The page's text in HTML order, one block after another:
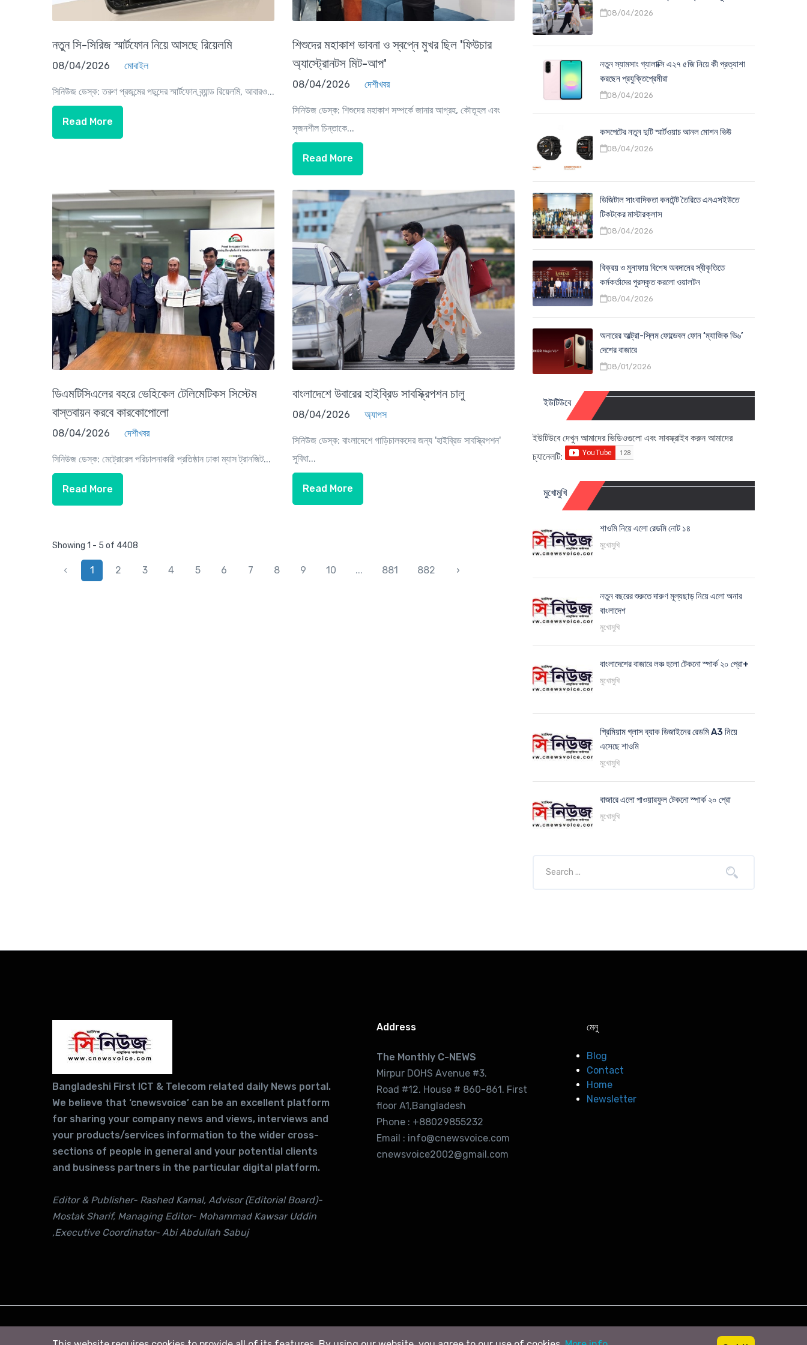
নতুন সি-সিরিজ স্মার্টফোন নিয়ে আসছে রিয়েলমি
08/04/2026 মোবাইল
সিনিউজ ডেস্ক: তরুণ প্রজন্মের পছন্দের স্মার্টফোন ব্র্যান্ড রিয়েলমি, আবারও...
Read More
শিশুদের মহাকাশ ভাবনা ও স্বপ্নে মুখর ছিল 'ফিউচার
অ্যাস্ট্রোনটস মিট-আপ'
08/04/2026 দেশীখবর
সিনিউজ ডেস্ক: শিশুদের মহাকাশ সম্পর্কে জানার আগ্রহ, কৌতূহল এবং
সৃজনশীল চিন্তাকে...
Read More
ডিএমটিসিএলের বহরে ভেহিকেল টেলিমেটিকস সিস্টেম
বাস্তবায়ন করবে কারকোপোলো
08/04/2026 দেশীখবর
সিনিউজ ডেস্ক: মেট্রোরেল পরিচালনাকারী প্রতিষ্ঠান ঢাকা ম্যাস ট্রানজিট...
Read More
বাংলাদেশে উবারের হাইব্রিড সাবস্ক্রিপশন চালু
08/04/2026 অ্যাপস
সিনিউজ ডেস্ক: বাংলাদেশে গাড়িচালকদের জন্য 'হাইব্রিড সাবস্ক্রিপশন'
সুবিধা...
Read More
Showing 1 - 5 of 4408
‹ 1 2 3 4 5 6 7 8 9 10 ... 881 882 ›
08/04/2026
নতুন স্যামসাং গ্যালাক্সি এ২৭ ৫জি নিয়ে কী প্রত্যাশা
করছেন প্রযুক্তিপ্রেমীরা
08/04/2026
কসপেটের নতুন দুটি স্মার্টওয়াচ আনল মোশন ভিউ
08/04/2026
ডিজিটাল সাংবাদিকতা কনটেন্ট তৈরিতে এনএসইউতে
টিকটকের মাস্টারক্লাস
08/04/2026
বিক্রয় ও মুনাফায় বিশেষ অবদানের স্বীকৃতিতে
কর্মকর্তাদের পুরস্কৃত করলো ওয়ালটন
08/04/2026
অনারের আল্ট্রা-স্লিম ফোল্ডেবল ফোন ‘ম্যাজিক ভি৬’
দেশের বাজারে
08/01/2026
ইউটিউবে
ইউটিউবে দেখুন আমাদের ভিডিওগুলো এবং সাবস্ক্রাইব করুন আমাদের
চ্যানেলটি:
মুখোমুখি
শাওমি নিয়ে এলো রেডমি নোট ১৪
মুখোমুখি
নতুন বছরের শুরুতে দারুণ মূল্যছাড় নিয়ে এলো অনার
বাংলাদেশ
মুখোমুখি
বাংলাদেশের বাজারে লঞ্চ হলো টেকনো স্পার্ক ২০ প্রো+
মুখোমুখি
প্রিমিয়াম গ্লাস ব্যাক ডিজাইনের রেডমি A3 নিয়ে
এসেছে শাওমি
মুখোমুখি
বাজারে এলো পাওয়ারফুল টেকনো স্পার্ক ২০ প্রো
মুখোমুখি
Bangladeshi First ICT & Telecom related daily News portal.
We believe that ‘cnewsvoice’ can be an excellent platform
for sharing your company news and views, interviews and
your products/services information to the wider cross-
sections of people in general and your potential clients
and business partners in the particular digital platform.
Editor & Publisher- Rashed Kamal, Advisor (Editorial Board)-
Mostak Sharif, Managing Editor- Mohammad Kawsar Uddin
,Executive Coordinator- Abi Abdullah Sabuj
Address
The Monthly C-NEWS
Mirpur DOHS Avenue #3.
Road #12. House # 860-861. First
floor A1,Bangladesh
Phone : +88029855232
Email : info@cnewsvoice.com
cnewsvoice2002@gmail.com
মেনু
Blog
Contact
Home
Newsletter